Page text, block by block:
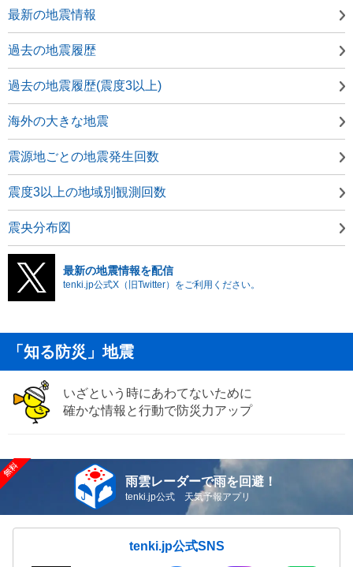
最新の地震情報
過去の地震履歴
過去の地震履歴(震度3以上)
海外の大きな地震
震源地ごとの地震発生回数
震度3以上の地域別観測回数
震央分布図
最新の地震情報を配信
tenki.jp公式X（旧Twitter）をご利用ください。
「知る防災」地震
いざという時にあわてないために
確かな情報と行動で防災力アップ
雨雲レーダーで雨を回避！
tenki.jp公式 天気予報アプリ
tenki.jp公式SNS